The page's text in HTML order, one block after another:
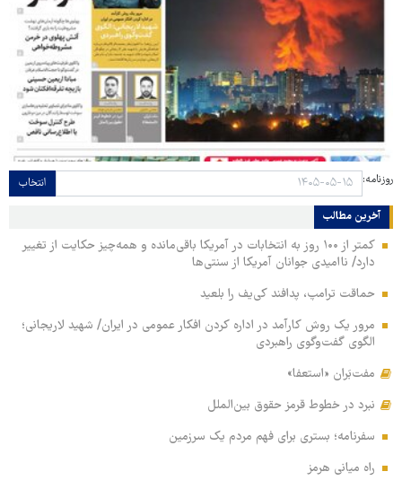
روزنامه: انتخاب
آخرین مطالب
کمتر از ۱۰۰ روز به انتخابات در آمریکا باقی‌مانده و همه‌چیز حکایت از تغییر
دارد/ ناامیدی جوانان آمریکا از سنتی‌ها
حماقت ترامپ، پدافند کی‌یف را بلعید
مرور یک روش کارآمد در اداره کردن افکار عمومی در ایران/ شهید لاریجانی؛
الگوی گفت‌وگوی راهبردی
مفت‌بَران «استعفا»
نبرد در خطوط قرمز حقوق بین‌الملل
سفرنامه؛ بستری برای فهم مردم یک سرزمین
راه میانی هرمز